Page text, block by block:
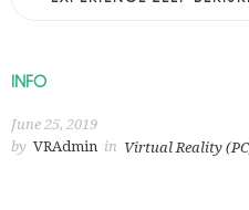
INFO
June 25, 2019
by VRAdmin in Virtual Reality